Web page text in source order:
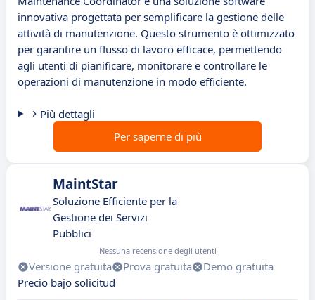
innovativa progettata per semplificare la gestione delle
attività di manutenzione. Questo strumento è ottimizzato
per garantire un flusso di lavoro efficace, permettendo
agli utenti di pianificare, monitorare e controllare le
operazioni di manutenzione in modo efficiente.
Più dettagli
Per saperne di più
MaintStar
Soluzione Efficiente per la
Gestione dei Servizi
Pubblici
Nessuna recensione degli utenti
Versione gratuita Prova gratuita
Demo gratuita
Precio bajo solicitud